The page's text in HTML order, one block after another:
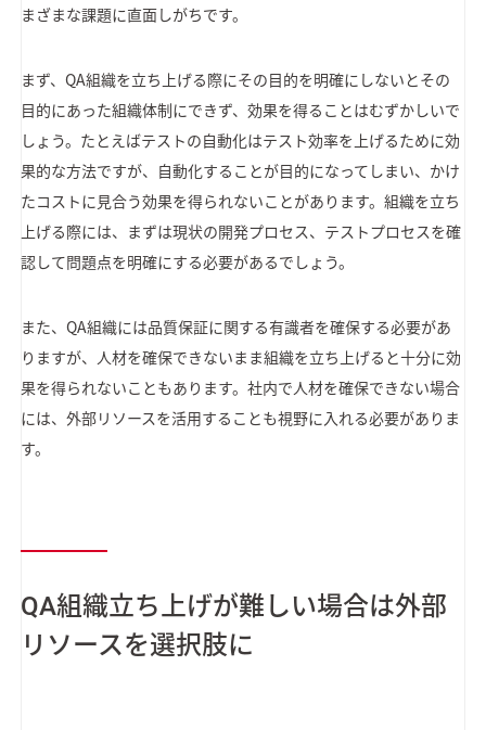
まざまな課題に直面しがちです。
まず、QA組織を立ち上げる際にその目的を明確にしないとその
目的にあった組織体制にできず、効果を得ることはむずかしいで
しょう。たとえばテストの自動化はテスト効率を上げるために効
果的な方法ですが、自動化することが目的になってしまい、かけ
たコストに見合う効果を得られないことがあります。組織を立ち
上げる際には、まずは現状の開発プロセス、テストプロセスを確
認して問題点を明確にする必要があるでしょう。
また、QA組織には品質保証に関する有識者を確保する必要があ
りますが、人材を確保できないまま組織を立ち上げると十分に効
果を得られないこともあります。社内で人材を確保できない場合
には、外部リソースを活用することも視野に入れる必要がありま
す。
QA組織立ち上げが難しい場合は外部
リソースを選択肢に